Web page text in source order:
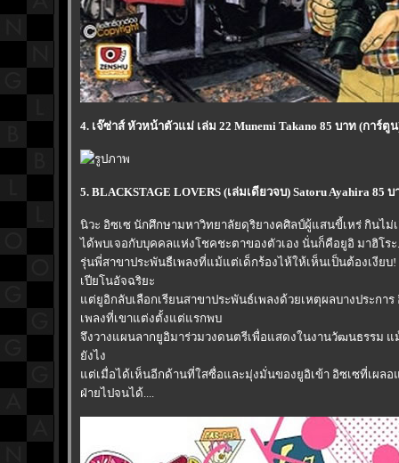
4. เจ๊ซ่าส์ หัวหน้าตัวแม่ เล่ม 22 Munemi Takano 85 บาท (การ์ตู
5. BLACKSTAGE LOVERS (เล่มเดียวจบ) Satoru Ayahira 85
นิวะ อิซเซ นักศึกษามหาวิทยาลัยดุริยางคศิลป์ผู้แสนขี้เหร่ กินไ
ได้พบเจอกับบุคคลแห่งโชคชะตาของตัวเอง นั่นก็คือยูอิ มาฮิโระ
รุ่นพี่สาขาประพันธืเพลงที่แม้แต่เด็กร้องไห้ให้เห็นเป็นต้องเงีย
เปียโนอัจฉริยะ
ต่ยูอิกลับเลือกเรียนสาขาประพันธ์เพลงด้วยเหตุผลบางประการ
เพลงที่เขาแต่งตั้งแต่แรกพบ
จึงวางแผนลากยูอิมาร่วมวงดนตรีเพื่อแสดงในงานวัฒนธรรม
ังไง
ต่เมื่อได้เห็นอีกด้านที่ใสซื่อและมุ่งมั่นของยูอิเข้า อิซเซที่เผลอ
ฝ่ายไปจนได้....